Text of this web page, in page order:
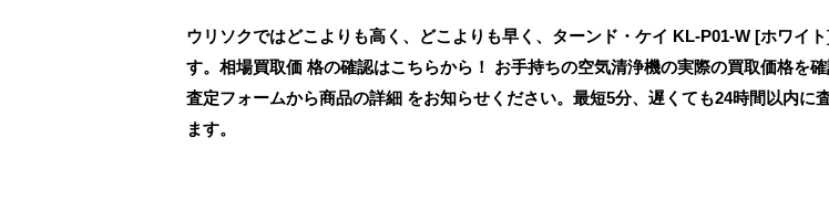
ウリソクではどこよりも高く、どこよりも早く、ターンド・ケイ KL-P01-W [ホワイ
す。相場買取価 格の確認はこちらから！ お手持ちの空気清浄機の実際の買取価格を
査定フォームから商品の詳細 をお知らせください。最短5分、遅くても24時間以内に
ます。